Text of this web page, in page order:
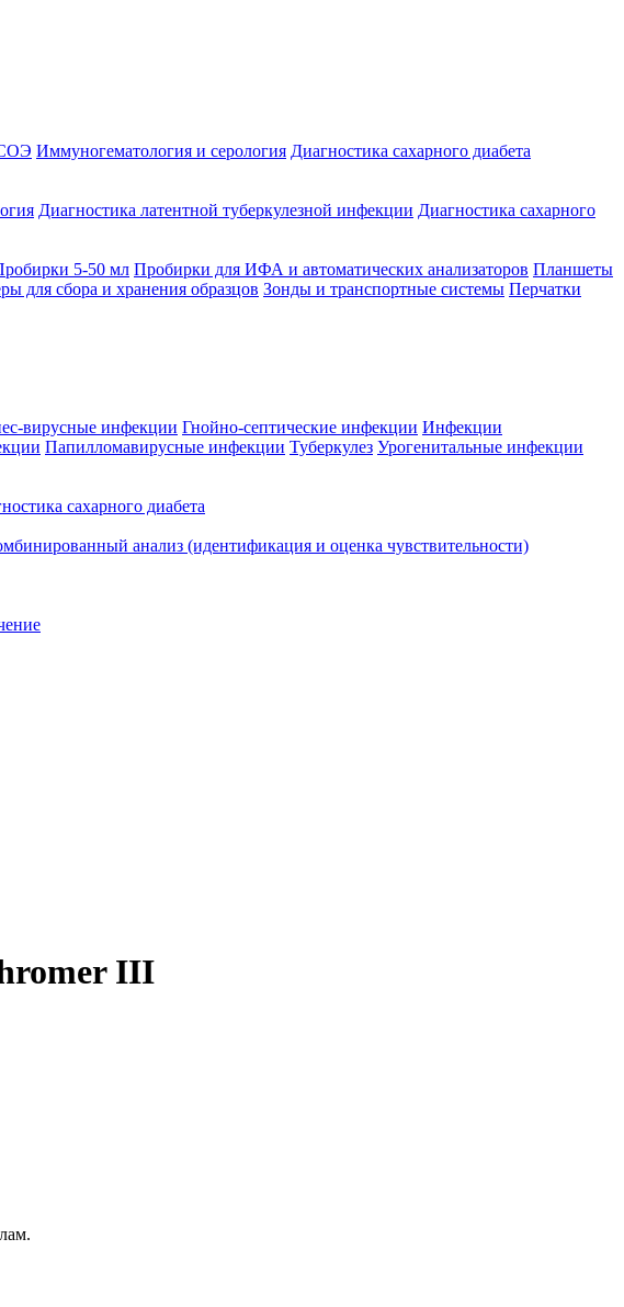
Иммуногематология и серология Диагностика сахарного диабета
Диагностика латентной туберкулезной инфекции Диагностика сахарного
5-50 мл Пробирки для ИФА и автоматических анализаторов Планшеты
для сбора и хранения образцов Зонды и транспортные системы Перчатки
вирусные инфекции Гнойно-септические инфекции Инфекции
Папилломавирусные инфекции Туберкулез Урогенитальные инфекции
сахарного диабета
анализ (идентификация и оценка чувствительности)
III